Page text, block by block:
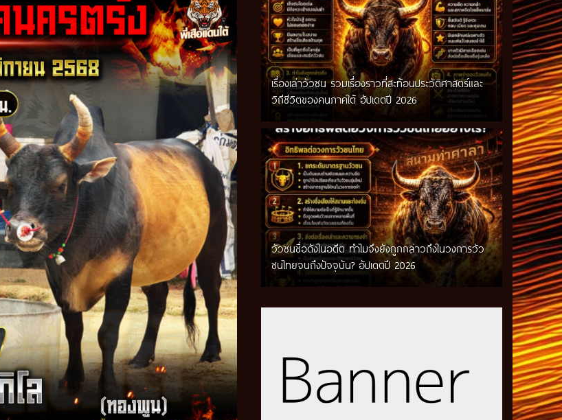
เรื่องเล่าวัวชน รวมเรื่องราวที่สะท้อนประวัติศาสตร์และ
วิถีชีวิตของคนภาคใต้ อัปเดตปี 2026
วัวชนชื่อดังในอดีต ทำไมจึงยังถูกกล่าวถึงในวงการวัว
ชนไทยจนถึงปัจจุบัน? อัปเดตปี 2026
กติกาวัวชนสมัยก่อน วิถีการแข่งขันดั้งเดิมที่สืบทอด
ผ่านภูมิปัญญาท้องถิ่น อัปเดตปี 2026